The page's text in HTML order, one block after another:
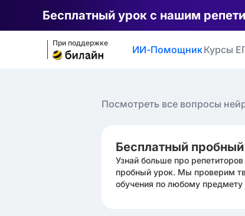
Бесплатный урок с нашим
При поддержке
ИИ-ПомощникКурсы
Посмотреть все вопросы
Бесплатный
Узнай больше про
пробный урок. Мы проверим
обучения по любому предмету